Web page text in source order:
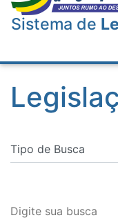
Sistema de
Digite sua busca